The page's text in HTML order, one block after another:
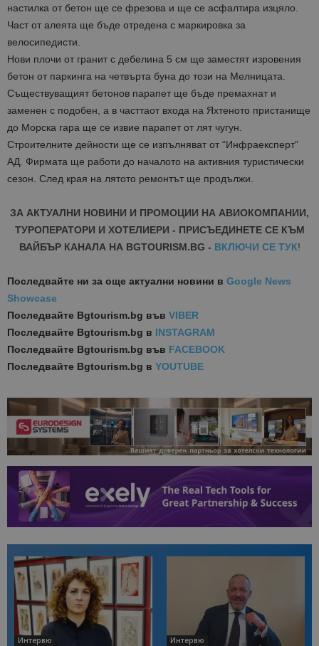
настилка от бетон ще се фрезова и ще се асфалтира изцяло.
Част от алеята ще бъде отредена с маркировка за
велосипедисти.
Нови плочи от гранит с дебелина 5 см ще заместят изровения
бетон от паркинга на четвърта буна до този на Мелницата.
Съществуващият бетонов парапет ще бъде премахнат и
заменен с подобен, а в часттаот входа на Яхтеното пристанище
до Морска гара ще се извие парапет от лят чугун.
Строителните дейности ще се изпълняват от “Инфраексперт”
АД. Фирмата ще работи до началото на активния туристически
сезон. След края на лятото ремонтът ще продължи.
ЗА АКТУАЛНИ НОВИНИ И ПРОМОЦИИ НА АВИОКОМПАНИИ,
ТУРОПЕРАТОРИ И ХОТЕЛИЕРИ - ПРИСЪЕДИНЕТЕ СЕ КЪМ
ВАЙБЪР КАНАЛА НА BGTOURISM.BG - ВКЛЮЧИ СЕ ТУК!
Последвайте ни за още актуални новини в Google News
Showcase
Последвайте Bgtourism.bg във VIBER
Последвайте Bgtourism.bg в INSTAGRAM
Последвайте Bgtourism.bg във FACEBOOK
Последвайте Bgtourism.bg в YOUTUBE
Интервю Интервю